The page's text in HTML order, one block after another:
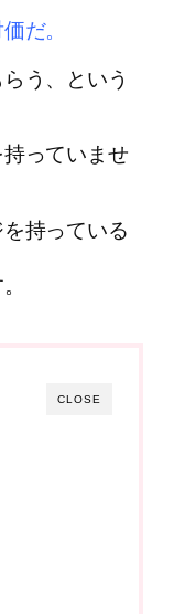
だ。
う、という
っていませ
持っている
CLOSE